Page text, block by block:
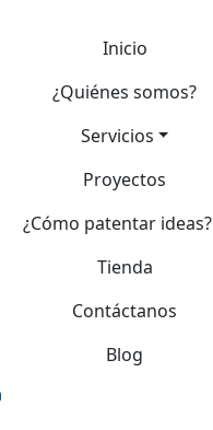
Inicio
¿Quiénes somos?
Servicios
Proyectos
¿Cómo patentar ideas?
Tienda
Contáctanos
Blog